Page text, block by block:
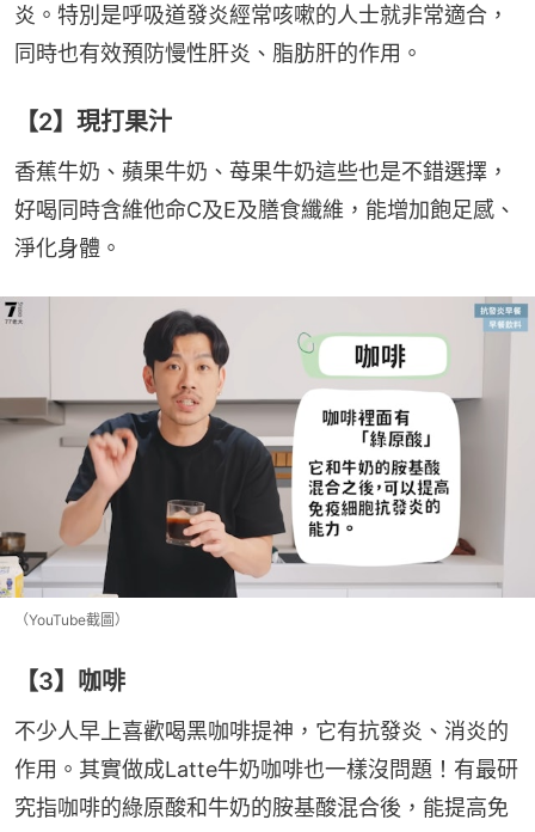
炎。特別是呼吸道發炎經常咳嗽的人士就非常適合，
同時也有效預防慢性肝炎、脂肪肝的作用。
【2】現打果汁
香蕉牛奶、蘋果牛奶、苺果牛奶這些也是不錯選擇，
好喝同時含維他命C及E及膳食纖維，能增加飽足感、
淨化身體。
（YouTube截圖）
【3】咖啡
不少人早上喜歡喝黑咖啡提神，它有抗發炎、消炎的
作用。其實做成Latte牛奶咖啡也一樣沒問題！有最研
究指咖啡的綠原酸和牛奶的胺基酸混合後，能提高免